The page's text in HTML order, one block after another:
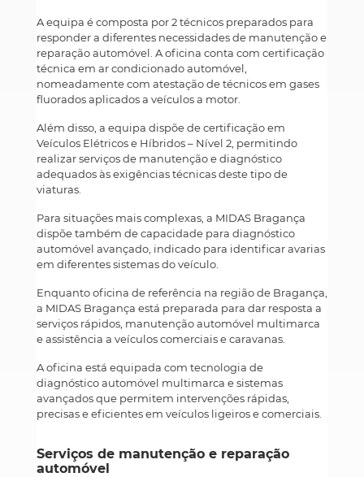
A equipa é composta por 2 técnicos preparados para
responder a diferentes necessidades de manutenção e
reparação automóvel. A oficina conta com certificação
técnica em ar condicionado automóvel,
nomeadamente com atestação de técnicos em gases
fluorados aplicados a veículos a motor.
Além disso, a equipa dispõe de certificação em
Veículos Elétricos e Híbridos – Nível 2, permitindo
realizar serviços de manutenção e diagnóstico
adequados às exigências técnicas deste tipo de
viaturas.
Para situações mais complexas, a MIDAS Bragança
dispõe também de capacidade para diagnóstico
automóvel avançado, indicado para identificar avarias
em diferentes sistemas do veículo.
Enquanto oficina de referência na região de Bragança,
a MIDAS Bragança está preparada para dar resposta a
serviços rápidos, manutenção automóvel multimarca
e assistência a veículos comerciais e caravanas.
A oficina está equipada com tecnologia de
diagnóstico automóvel multimarca e sistemas
avançados que permitem intervenções rápidas,
precisas e eficientes em veículos ligeiros e comerciais.
Serviços de manutenção e reparação
automóvel